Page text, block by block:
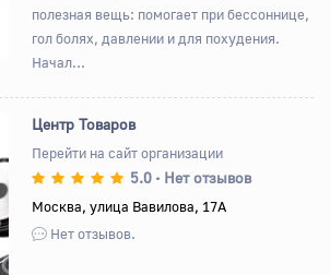
полезная вещь: помогает при бессоннице,
гол болях, давлении и для похудения.
Начал...
Вперед
Центр Товаров
Перейти на сайт организации
5.0 • Нет отзывов
Москва, улица Вавилова, 17А
Нет отзывов.